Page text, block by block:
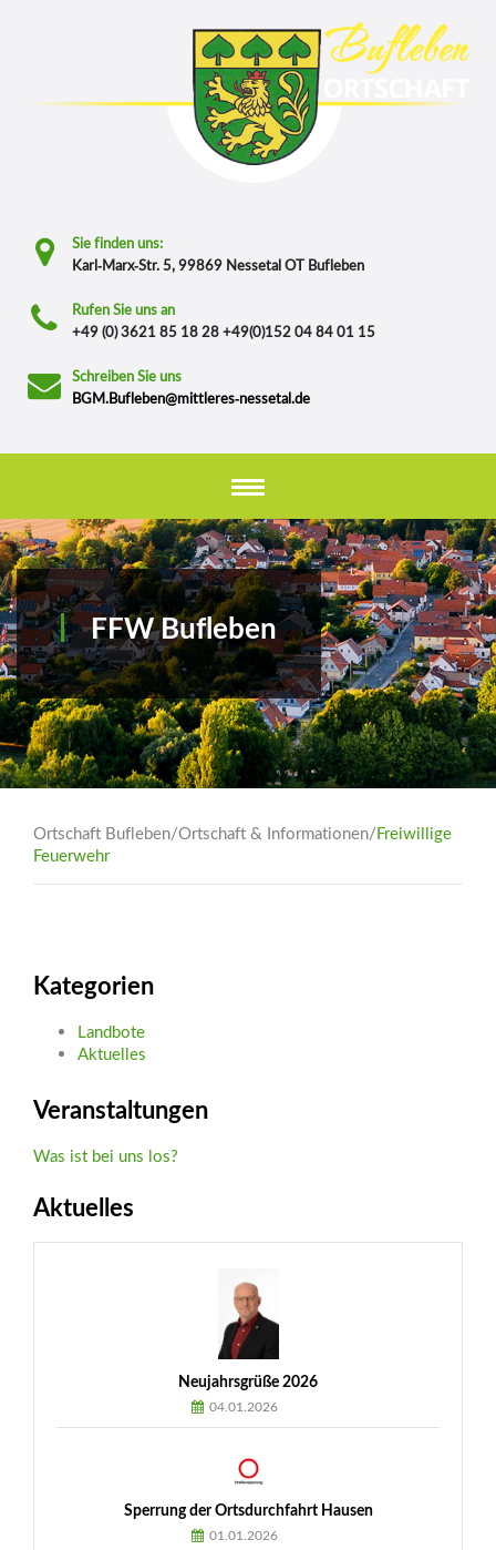
Sie finden uns:
Karl-Marx-Str. 5, 99869 Nessetal OT Bufleben
Rufen Sie uns an
+49 (0) 3621 85 18 28 +49(0)152 04 84 01 15
Schreiben Sie uns
BGM.Bufleben@mittleres-nessetal.de
FFW Bufleben
Ortschaft Bufleben/Ortschaft & Informationen/Freiwillige
Feuerwehr
Kategorien
Landbote
Aktuelles
Veranstaltungen
Was ist bei uns los?
Aktuelles
Neujahrsgrüße 2026
04.01.2026
Sperrung der Ortsdurchfahrt Hausen
01.01.2026